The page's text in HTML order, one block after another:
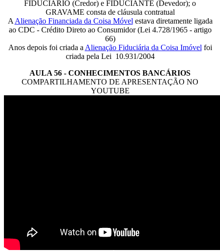
FIDUCIÁRIO (Credor) e FIDUCIANTE (Devedor); o
GRAVAME consta de cláusula contratual
A Alienação Financiada da Coisa Móvel estava diretamente ligada
ao CDC - Crédito Direto ao Consumidor (Lei 4.728/1965 - artigo
66)
Anos depois foi criada a Alienação Fiduciária da Coisa Imóvel foi
criada pela Lei 10.931/2004
AULA 56 - CONHECIMENTOS BANCÁRIOS
COMPARTILHAMENTO DE APRESENTAÇÃO NO
YOUTUBE